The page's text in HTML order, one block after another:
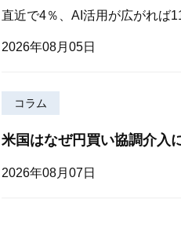
直近で4％、AI活用が広がれば
2026年08月05日
コラム
米国はなぜ円買い協調介入
2026年08月07日